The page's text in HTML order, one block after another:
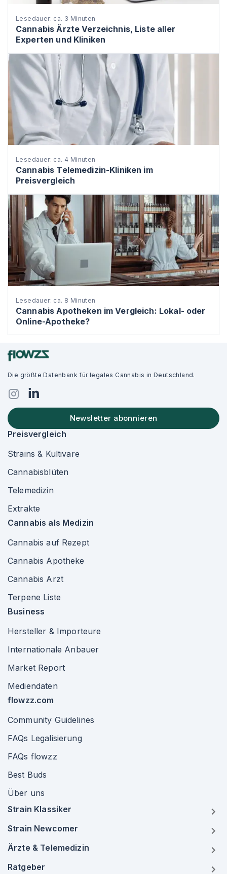
Lesedauer: ca. 3 Minuten
Cannabis Ärzte Verzeichnis, Liste aller
Experten und Kliniken
Lesedauer: ca. 4 Minuten
Cannabis Telemedizin-Kliniken im
Preisvergleich
Lesedauer: ca. 8 Minuten
Cannabis Apotheken im Vergleich: Lokal- oder
Online-Apotheke?
Die größte Datenbank für legales Cannabis in Deutschland.
Newsletter abonnieren
Preisvergleich
Strains & Kultivare
Cannabisblüten
Telemedizin
Extrakte
Cannabis als Medizin
Cannabis auf Rezept
Cannabis Apotheke
Cannabis Arzt
Terpene Liste
Business
Hersteller & Importeure
Internationale Anbauer
Market Report
Mediendaten
flowzz.com
Community Guidelines
FAQs Legalisierung
FAQs flowzz
Best Buds
Über uns
Strain Klassiker
Strain Newcomer
Ärzte & Telemedizin
Ratgeber